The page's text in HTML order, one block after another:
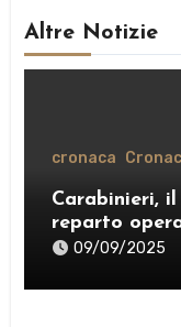
Altre Notizie
cronaca
Carabinieri,
reparto
comando
09/09/2025